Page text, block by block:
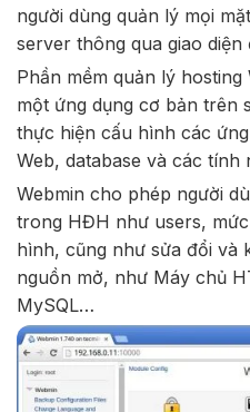
người dùng quản lý mọi
server thông qua giao diện
Phần mềm quản lý
một ứng dụng cơ bản trên
thực hiện cấu hình các
Web, database và các tính
Webmin cho phép người
trong HĐH như users,
hình, cũng như sửa đổi và
nguồn mở, như Máy chủ
MySQL…